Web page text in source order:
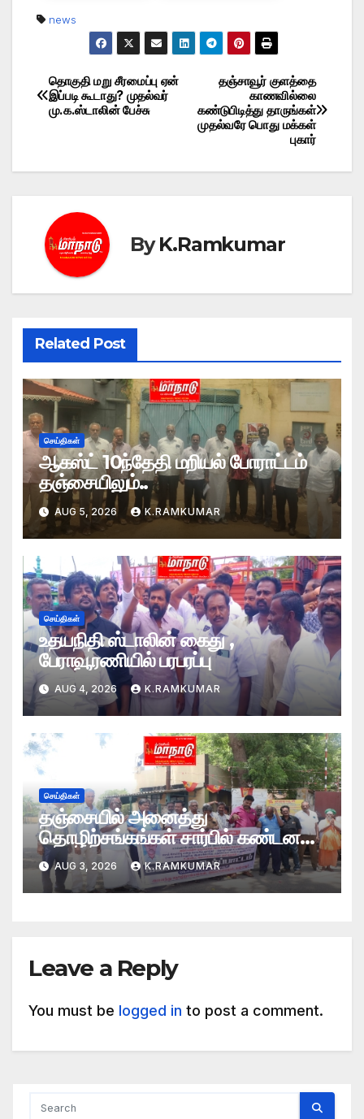
news
Post
navigation
தஞ்சாவூர் குளத்தை
காணவில்லை
கண்டுபிடித்து தாருங்கள்
முதல்வரே பொது மக்கள்
புகார்
தொகுதி மறு சீரமைப்பு ஏன்
இப்படி கூடாது? முதல்வர்
மு.க.ஸ்டாலின் பேச்சு
ByK.Ramkumar
Related Post
செய்திகள்
ஆகஸ்ட் 10ந்தேதி மறியல் போராட்டம்
தஞ்சையிலும்..
AUG 5, 2026 K.RAMKUMAR
செய்திகள்
உதயநிதி ஸ்டாலின் கைது ,
பேராவூரணியில் பரபரப்பு
AUG 4, 2026 K.RAMKUMAR
செய்திகள்
தஞ்சையில் அனைத்து
தொழிற்சங்கங்கள் சார்பில் கண்டன
ஆர்ப்பாட்டம்
AUG 3, 2026 K.RAMKUMAR
Leave a Reply
You must be logged in to post a comment.